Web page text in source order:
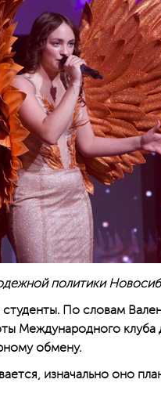
политики
По словам
Международного
обмену.
изначально оно